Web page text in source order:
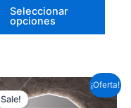
Seleccionar
opciones
¡Oferta!
Sale!
Este